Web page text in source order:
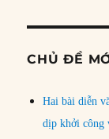
CHỦ ĐỀ
Hai bài diễn
dịp khởi công